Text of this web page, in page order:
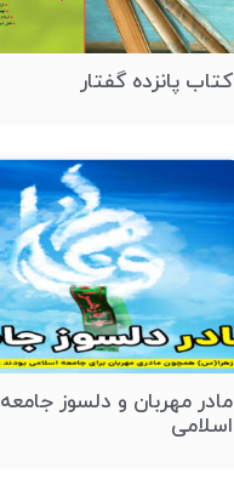
کتاب پانزده گفتار
مادر مهربان و دلسوز جامعه
اسلامی